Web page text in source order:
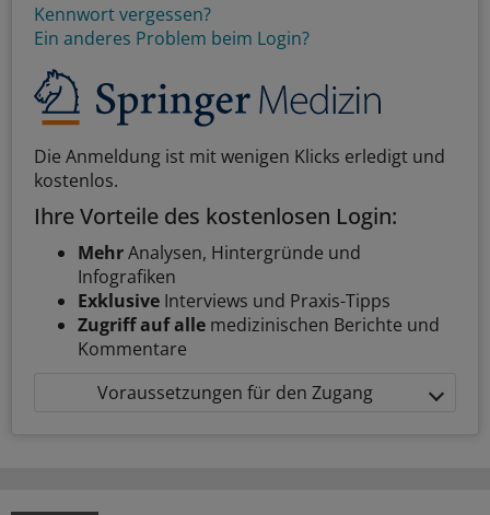
Kennwort vergessen?
Ein anderes Problem beim Login?
Die Anmeldung ist mit wenigen Klicks erledigt und
kostenlos.
Ihre Vorteile des kostenlosen Login:
MehrAnalysen, Hintergründe und
Infografiken
Exklusive Interviews und Praxis-Tipps
Zugriff auf alle medizinischen Berichte und
Kommentare
Voraussetzungen für den Zugang